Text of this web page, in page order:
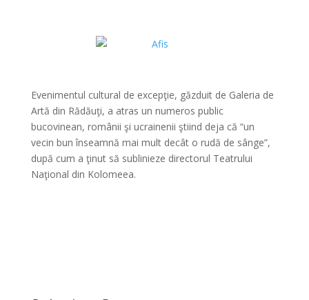
Evenimentul cultural de excepţie, găzduit de Galeria de
Artă din Rădăuţi, a atras un numeros public
bucovinean, românii şi ucrainenii ştiind deja că “un
vecin bun înseamnă mai mult decât o rudă de sânge”,
după cum a ţinut să sublinieze directorul Teatrului
Naţional din Kolomeea.